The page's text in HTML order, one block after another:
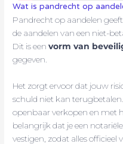
Wat is pandrecht op
Pandrecht op aandelen
de aandelen van een niet-
Dit is eenvorm van
gegeven.
Het zorgt ervoor dat jouw
schuld niet kan
openbaar verkopen en met
belangrijk dat je een
vestigen, zodat alles officieel